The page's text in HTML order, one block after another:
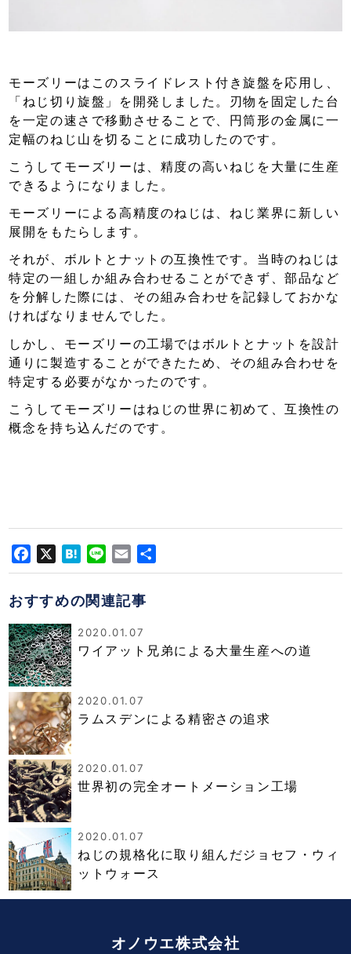
モーズリーはこのスライドレスト付き旋盤を応用し、
「ねじ切り旋盤」を開発しました。刃物を固定した台
を一定の速さで移動させることで、円筒形の金属に一
定幅のねじ山を切ることに成功したのです。
こうしてモーズリーは、精度の高いねじを大量に生産
できるようになりました。
モーズリーによる高精度のねじは、ねじ業界に新しい
展開をもたらします。
それが、ボルトとナットの互換性です。当時のねじは
特定の一組しか組み合わせることができず、部品など
を分解した際には、その組み合わせを記録しておかな
ければなりませんでした。
しかし、モーズリーの工場ではボルトとナットを設計
通りに製造することができたため、その組み合わせを
特定する必要がなかったのです。
こうしてモーズリーはねじの世界に初めて、互換性の
概念を持ち込んだのです。
FacebookHatena
Line Email
有
おすすめの関連記事
2020.01.07
ワイアット兄弟による大量生産への道
2020.01.07
ラムスデンによる精密さの追求
2020.01.07
世界初の完全オートメーション工場
2020.01.07
ねじの規格化に取り組んだジョセフ・ウィ
ットウォース
オノウエ株式会社